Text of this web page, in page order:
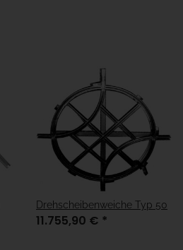
Drehscheibenweiche Typ 50
11.755,90 € *